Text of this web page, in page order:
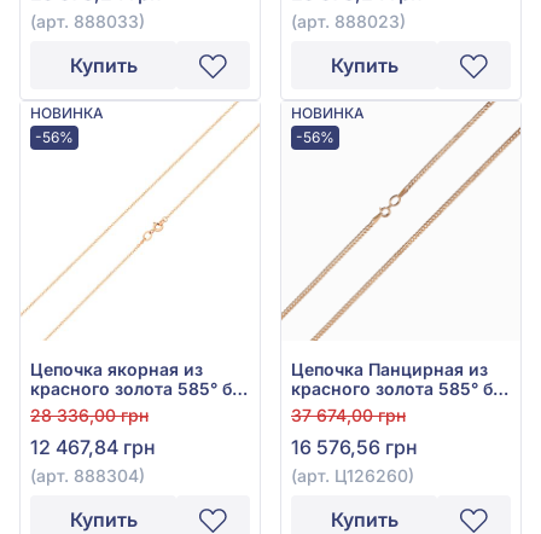
(арт. 888033)
Купить
(арт. 888023)
Купить
НОВИНКА
-56%
Цепочка якорная из
красного золота 585° без
вставки, арт. 888304
28 336,00 грн
12 467,84 грн
(арт. 888304)
Купить
НОВИНКА
-56%
Цепочка Панцирная из
красного золота 585° без
вставки, арт. Ц126260
37 674,00 грн
16 576,56 грн
(арт. Ц126260)
Купить